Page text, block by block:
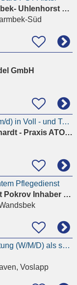
Hauspflegestation Barmbek- Uhlenhorst gemeinnützige Ges. f. Alten-und Krankenpflege mbH
Süd
GmbH
Anästhesiepflegekraft (w/m/d) in Voll - und Teilzeit
Dr. med. Christiane Gebhardt - Praxis ATOS Klinik Fleetinsel Hamburg - Chirurgie
Pflegedienst
Ambulanter Pflegedienst Pokrov Inhaber Daria Shpilman
TRAINEE Einrichtungsleitung (W/M/D) als spätere stellv. Einrichtungsleitung
Voslapp